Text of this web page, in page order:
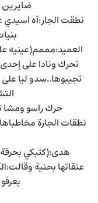
ضايرين
نطقت الجار:آه
العميد:مممم(عينيه
تحرك ونادا على
تجيبوها..سدو ليا
حرك راسو ومشا
نطقات الجارة
هدى:(كتبكي
عنقاتها بحنية